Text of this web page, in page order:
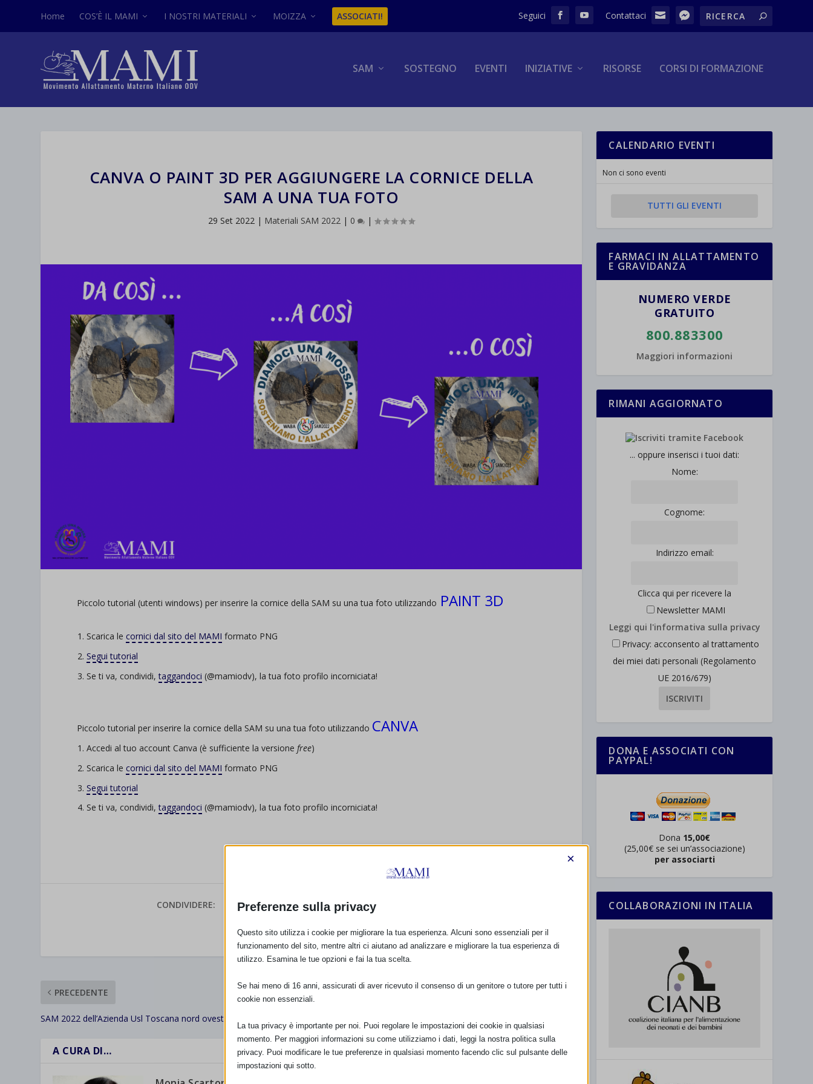
Home COS’È IL MAMI I NOSTRI MATERIALI MOIZZA ASSOCIATI!
SAM SOSTEGNO EVENTI INIZIATIVE RISORSE CORSI DI FORMAZIONE
CANVA O PAINT 3D PER AGGIUNGERE LA CORNICE DELLA
SAM A UNA TUA FOTO
29 Set 2022 | Materiali SAM 2022 | 0 |
Piccolo tutorial (utenti windows) per inserire la cornice della SAM su una tua foto utilizzando PAINT 3D
Scarica lecornici dal sito del MAMI formato PNG
Segui tutorial
Se ti va, condividi,taggandoci (@mamiodv), la tua foto profilo incorniciata!
Piccolo tutorial per inserire la cornice della SAM su una tua foto utilizzando CANVA
Accedi al tuo account Canva (è sufficiente la versionefree)
Scarica lecornici dal sito del MAMI formato PNG
Segui tutorial
Se ti va, condividi,taggandoci (@mamiodv), la tua foto profilo incorniciata!
CONDIVIDERE:
VALUTARE:
PRECEDENTE
SAM 2022 dell’Azienda Usl Toscana nord ovest con resoconto
PROSSIMO
A CURA DI…
CALENDARIO EVENTI
Non ci sono eventi
TUTTI GLI EVENTI
FARMACI IN ALLATTAMENTO
E GRAVIDANZA
NUMERO VERDE
GRATUITO
800.883300
Maggiori informazioni
RIMANI AGGIORNATO
... oppure inserisci i tuoi dati:
Nome:
Cognome:
Indirizzo email:
Clicca qui per ricevere la
Newsletter MAMI
Leggi qui l'informativa sulla privacy
Privacy: acconsento al trattamento
dei miei dati personali (Regolamento
UE 2016/679)
DONA E ASSOCIATI CON
PAYPAL!
Dona 15,00€
(25,00€ se sei un’associazione)
per associarti
COLLABORAZIONI IN ITALIA
Preferenze sulla privacy
×
Questo sito utilizza i cookie per migliorare la tua esperienza. Alcuni sono essenziali per il
funzionamento del sito, mentre altri ci aiutano ad analizzare e migliorare la tua esperienza di
utilizzo. Esamina le tue opzioni e fai la tua scelta.
Se hai meno di 16 anni, assicurati di aver ricevuto il consenso di un genitore o tutore per tutti i
cookie non essenziali.
La tua privacy è importante per noi. Puoi regolare le impostazioni dei cookie in qualsiasi
momento. Per maggiori informazioni su come utilizziamo i dati, leggi la nostra politica sulla
privacy. Puoi modificare le tue preferenze in qualsiasi momento facendo clic sul pulsante delle
impostazioni qui sotto.